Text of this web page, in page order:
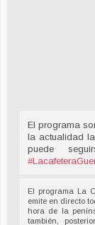
El programa
la actualidad
puede
El programa La
emite en directo
hora de la
también,